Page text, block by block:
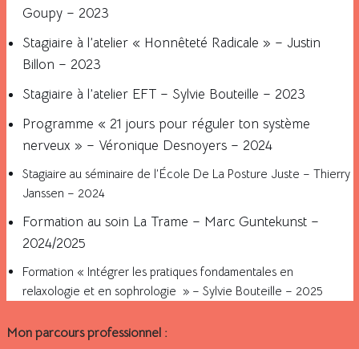
Goupy – 2023
Stagiaire à l’atelier « Honnêteté Radicale » – Justin
Billon – 2023
Stagiaire à l’atelier EFT – Sylvie Bouteille – 2023
Programme « 21 jours pour réguler ton système
nerveux » – Véronique Desnoyers – 2024
Stagiaire au séminaire de l’École De La Posture Juste – Thierry
Janssen – 2024
Formation au soin La Trame – Marc Guntekunst –
2024/2025
Formation « Intégrer les pratiques fondamentales en
relaxologie et en sophrologie » – Sylvie Bouteille – 2025
Mon parcours professionnel :